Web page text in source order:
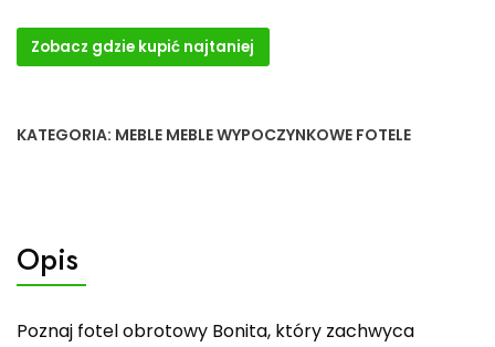
Zobacz gdzie kupić najtaniej
KATEGORIA: MEBLE MEBLE WYPOCZYNKOWE FOTELE
Opis
Poznaj fotel obrotowy Bonita, który zachwyca